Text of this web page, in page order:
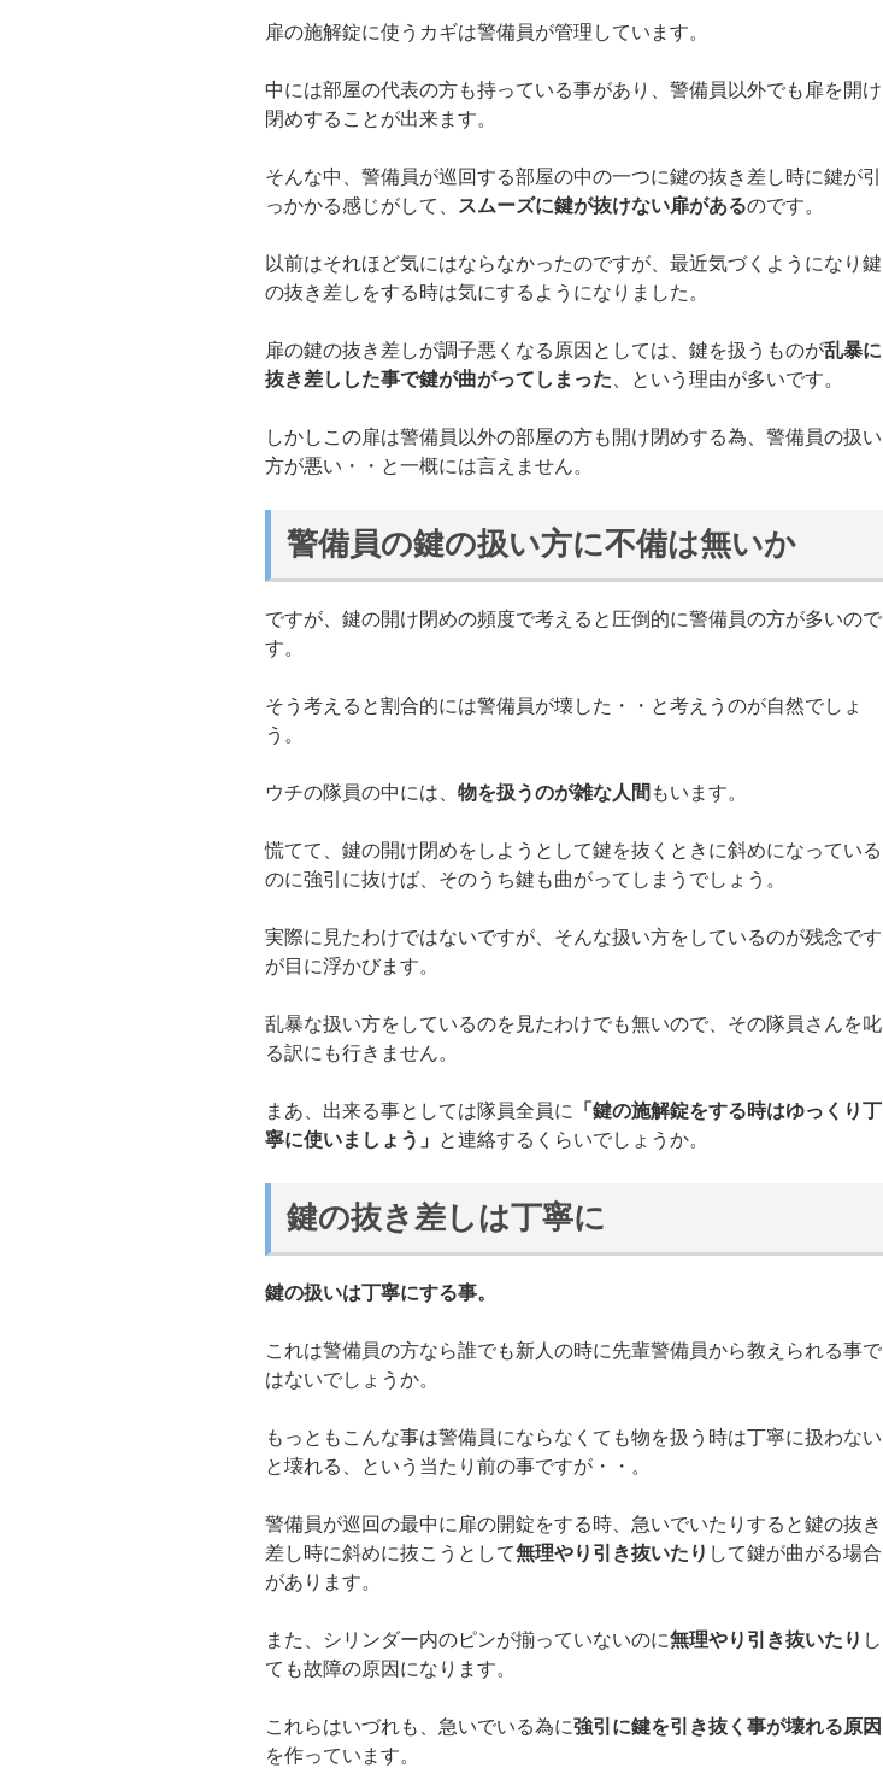
扉の施解錠に使うカギは警備員が管理しています。
中には部屋の代表の方も持っている事があり、警備員以外でも扉を開け
閉めすることが出来ます。
そんな中、警備員が巡回する部屋の中の一つに鍵の抜き差し時に鍵が引
っかかる感じがして、
スムーズに鍵が抜けない扉があるのです。
以前はそれほど気にはならなかったのですが、最近気づくようになり鍵
の抜き差しをする時は気にするようになりました。
扉の鍵の抜き差しが調子悪くなる原因としては、鍵を扱うものが乱暴に
抜き差しした事で鍵が曲がってしまった 、という理由が多いです。
しかしこの扉は警備員以外の部屋の方も開け閉めする為、警備員の扱い
方が悪い・・と一概には言えません。
警備員の鍵の扱い方に不備は無いか
ですが、鍵の開け閉めの頻度で考えると圧倒的に警備員の方が多いので
す。
そう考えると割合的には警備員が壊した・・と考えうのが自然でしょ
う。
ウチの隊員の中には、 物を扱うのが雑な人間 もいます。
慌てて、鍵の開け閉めをしようとして鍵を抜くときに斜めになっている
のに強引に抜けば、そのうち鍵も曲がってしまうでしょう。
実際に見たわけではないですが、そんな扱い方をしているのが残念です
が目に浮かびます。
乱暴な扱い方をしているのを見たわけでも無いので、その隊員さんを叱
る訳にも行きません。
まあ、出来る事としては隊員全員に
「鍵の施解錠をする時はゆっくり丁
寧に使いましょう」
と連絡するくらいでしょうか。
鍵の抜き差しは丁寧に
鍵の扱いは丁寧にする事。
これは警備員の方なら誰でも新人の時に先輩警備員から教えられる事で
はないでしょうか。
もっともこんな事は警備員にならなくても物を扱う時は丁寧に扱わない
と壊れる、という当たり前の事ですが・・。
警備員が巡回の最中に扉の開錠をする時、急いでいたりすると鍵の抜き
差し時に斜めに抜こうとして無理やり引き抜いたり して鍵が曲がる場合
があります。
また、シリンダー内のピンが揃っていないのに無理やり引き抜いたり し
ても故障の原因になります。
これらはいづれも、急いでいる為に強引に鍵を引き抜く事が壊れる原因
を作っています。